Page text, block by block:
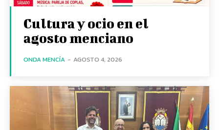
Cultura y ocio en el
agosto menciano
ONDA MENCÍA - AGOSTO 4, 2026